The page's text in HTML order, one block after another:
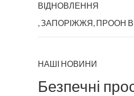
ВІДНОВЛЕННЯ
,ЗАПОРІЖЖЯ, ПРООН В
НАШІ НОВИНИ
Безпечні